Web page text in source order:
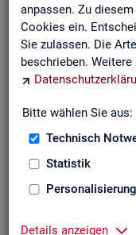
anpassen. Zu
Cookies ein.
Sie zulassen. Die
beschrieben.
Bitte wählen Sie aus:
Technisch
Statistik
Personalisierung
Details anzeigen
Nut­zen Sie die
Sie haben Fra­gen
Sie be­nö­ti­gen auf
Ihr Sta­tis­tik-Ser­vice
Zen­tra­ler Sta­tis­tik-